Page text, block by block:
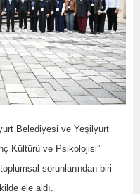
Belediyesi ve Yeşilyurt
Kültürü ve Psikolojisi”
sorunlarından biri
ele aldı.